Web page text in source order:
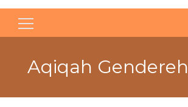
Search
Aqiqah Gendereh